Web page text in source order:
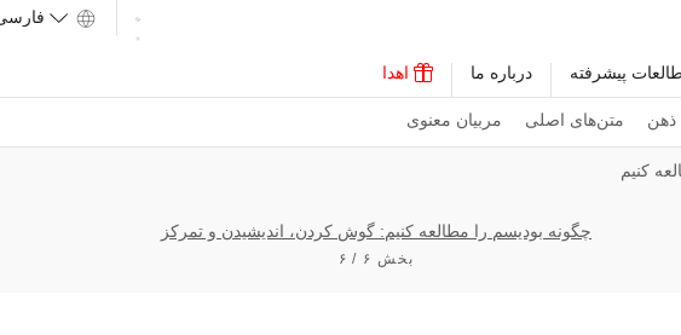
متن‌های اصلی مربیان معنوی
پیشرفته درباره ما اهدا
کنیم
چگونه بودیسم را مطالعه کنیم: گوش کردن، اندیشیدن و تمرکز
بخش ۶ / ۶